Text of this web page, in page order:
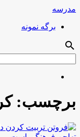
مدرسه
برگه نمونه
search
برچسب: